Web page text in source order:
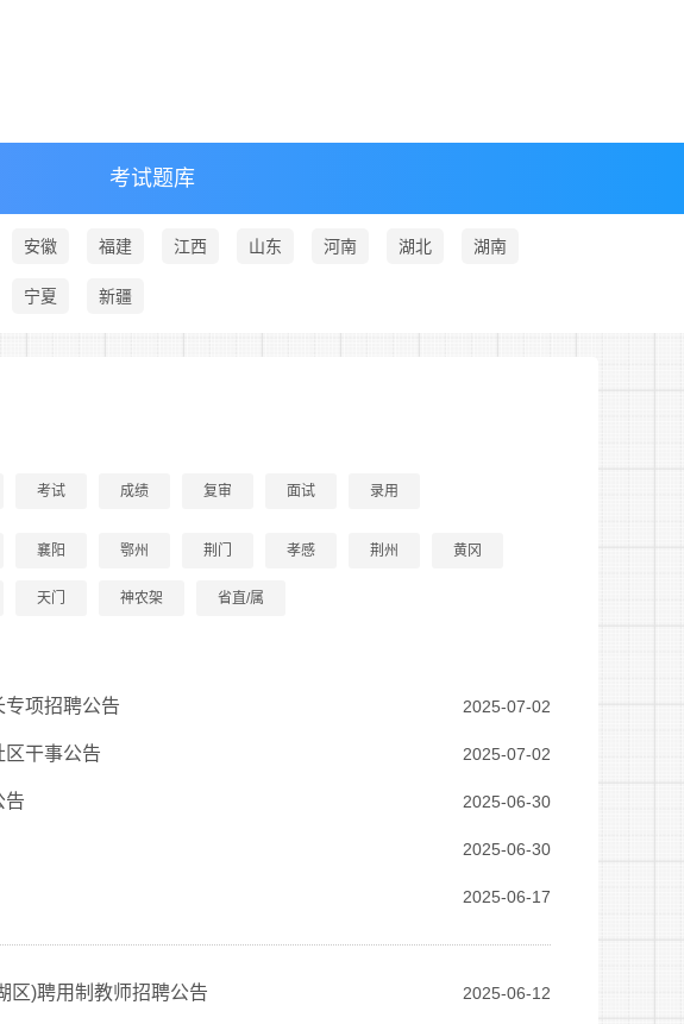
考试题库
安徽 福建 江西 山东 河南 湖北 湖南
宁夏 新疆
考试 成绩 复审 面试 录用
襄阳 鄂州 荆门 孝感 荆州 黄冈
天门 神农架 省直/属
2025-07-02
项招聘公告
2025-07-02
干事公告
2025-06-30
告
2025-06-30
2025-06-17
2025-06-12
区)聘用制教师招聘公告